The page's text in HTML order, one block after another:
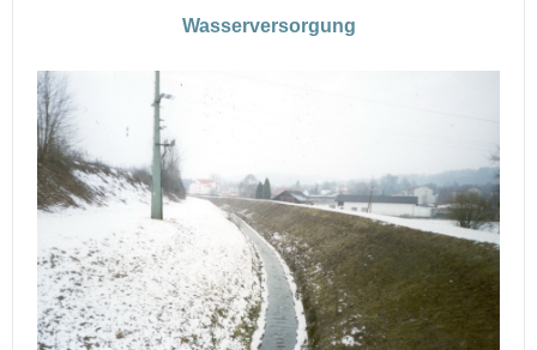
Wasserversorgung